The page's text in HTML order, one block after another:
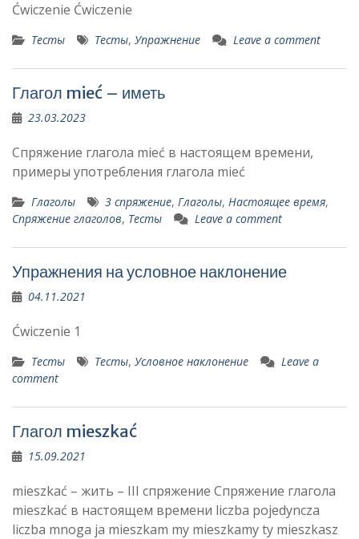
Ćwiczenie Ćwiczenie
Тесты Тесты, Упражнение Leave a comment
Глагол mieć – иметь
23.03.2023
Спряжение глагола mieć в настоящем времени,
примеры употребления глагола mieć
Глаголы 3 спряжение, Глаголы, Настоящее время,
Спряжение глаголов, Тесты Leave a comment
Упражнения на условное наклонение
04.11.2021
Ćwiczenie 1
Тесты Тесты, Условное наклонение
Leave a
comment
Глагол mieszkać
15.09.2021
mieszkać – жить – III спряжение Спряжение глагола
mieszkać в настоящем времени liczba pojedyncza
liczba mnoga ja mieszkam my mieszkamy ty mieszkasz